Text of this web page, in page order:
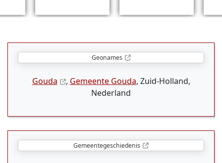
Geonames
Gouda , Gemeente Gouda, Zuid-Holland,
Nederland
Gemeentegeschiedenis